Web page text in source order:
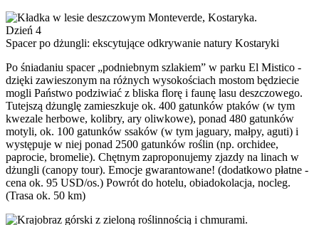
Dzień 4
Spacer po dżungli: ekscytujące odkrywanie natury Kostaryki
Po śniadaniu spacer „podniebnym szlakiem” w parku El Mistico -
dzięki zawieszonym na różnych wysokościach mostom będziecie
mogli Państwo podziwiać z bliska florę i faunę lasu deszczowego.
Tutejszą dżunglę zamieszkuje ok. 400 gatunków ptaków (w tym
kwezale herbowe, kolibry, ary oliwkowe), ponad 480 gatunków
motyli, ok. 100 gatunków ssaków (w tym jaguary, małpy, aguti) i
występuje w niej ponad 2500 gatunków roślin (np. orchidee,
paprocie, bromelie). Chętnym zaproponujemy zjazdy na linach w
dżungli (canopy tour). Emocje gwarantowane! (dodatkowo płatne -
cena ok. 95 USD/os.) Powrót do hotelu, obiadokolacja, nocleg.
(Trasa ok. 50 km)